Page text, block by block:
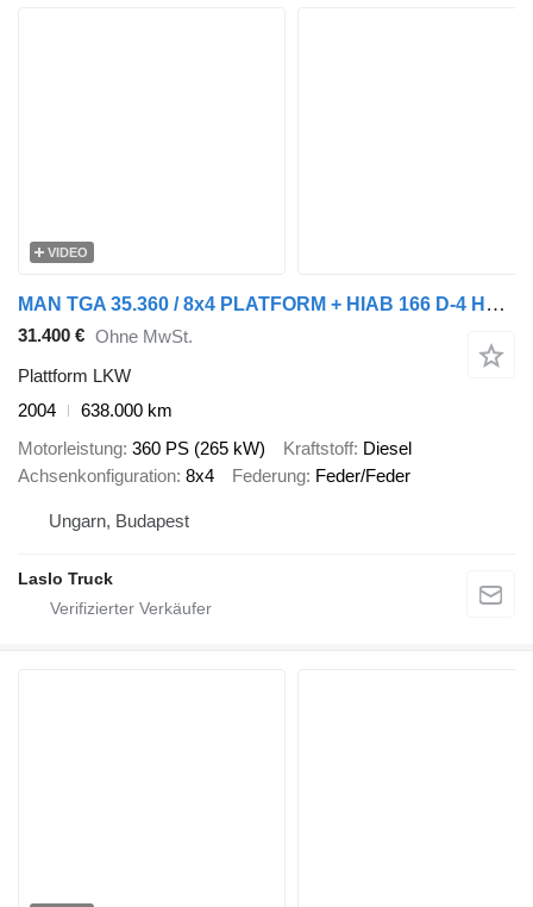
VIDEO
MAN TGA 35.360 / 8x4 PLATFORM + HIAB 166 D-4 HDS / MAX. LIFTING CAPA
31.400 € Ohne MwSt.
Plattform LKW
2004
638.000 km
Motorleistung 360 PS (265 kW) Kraftstoff Diesel
Achsenkonfiguration 8x4 Federung Feder/Feder
Ungarn, Budapest
Laslo Truck